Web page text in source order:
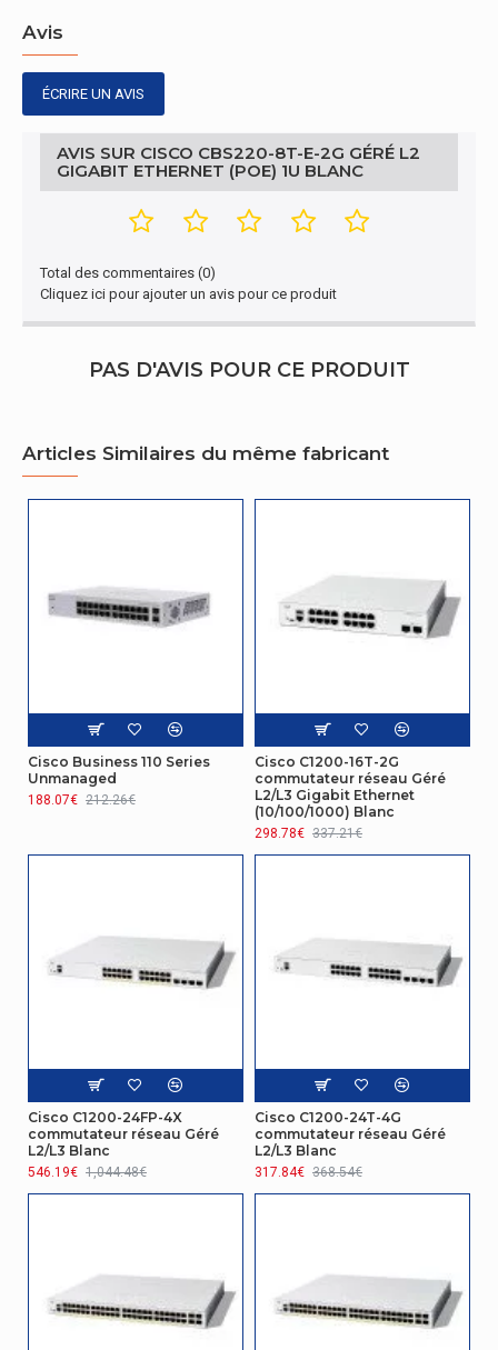
commutation de
quantité de ports
SFP
Gestion d'énergie
Tension d'entrée
100 - 240 V
Fréquence
d'entrée AC
50/60 Hz
Température hors
fonctionnement
Design
Ergonomie
Bouton de
réinitialisation
Oui
Réseau
Oui
Contrôle
Broadcast storm
Port mirroring
(Mise en miroir
des ports)
Protocles
Spanning Tree
Oui
Avis
ÉCRIRE UN AVIS
AVIS SUR CISCO CBS220-8T-E-2G GÉRÉ L2
GIGABIT ETHERNET (POE) 1U BLANC
Total des commentaires (0)
Cliquez ici pour ajouter un avis pour ce produit
PAS D'AVIS POUR CE PRODUIT
Articles Similaires du même fabricant
Cisco Business 110 Series
Unmanaged
188.07€ 212.26€
Cisco C1200-16T-2G
commutateur réseau Géré
L2/L3 Gigabit Ethernet
(10/100/1000) Blanc
298.78€ 337.21€
Cisco C1200-24FP-4X
commutateur réseau Géré
L2/L3 Blanc
546.19€ 1,044.48€
Cisco C1200-24T-4G
commutateur réseau Géré
L2/L3 Blanc
317.84€ 368.54€